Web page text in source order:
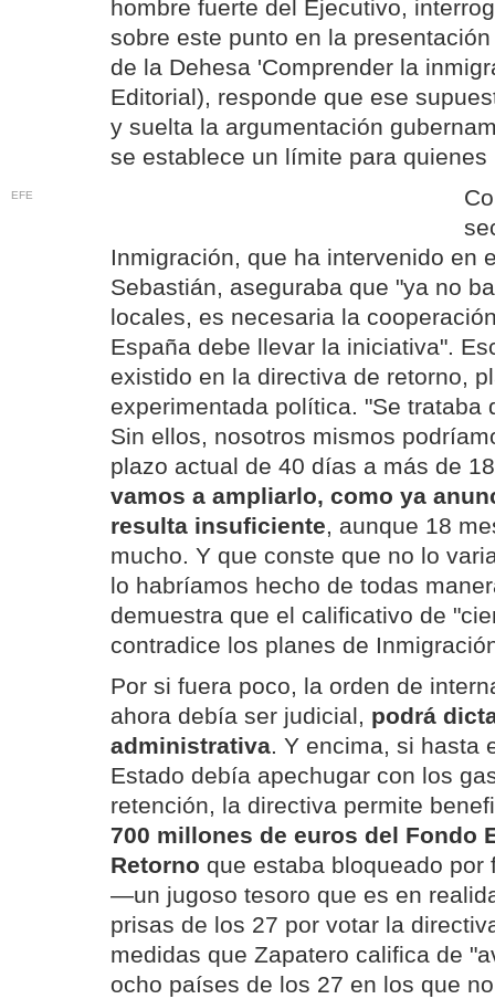
hombre fuerte del Ejecutivo,
sobre este punto en la
de la Dehesa 'Comprender la
Editorial), responde que ese
y suelta la argumentación
se establece un límite para
EFE
Inmigración, que ha intervenido en
Sebastián, aseguraba que "ya no
locales, es necesaria la
España debe llevar la iniciativa".
existido en la directiva de retorno,
experimentada política. "Se trataba
Sin ellos, nosotros mismos
plazo actual de 40 días a más de
vamos a ampliarlo, como ya
resulta insuficiente, aunque 18
mucho. Y que conste que no lo
lo habríamos hecho de todas
demuestra que el calificativo de
contradice los planes de
Por si fuera poco, la orden de
ahora debía ser judicial, podrá
administrativa. Y encima, si hasta
Estado debía apechugar con los
retención, la directiva permite
700 millones de euros del Fondo
Retorno que estaba bloqueado por
—un jugoso tesoro que es en
prisas de los 27 por votar la
medidas que Zapatero califica de
ocho países de los 27 en los que